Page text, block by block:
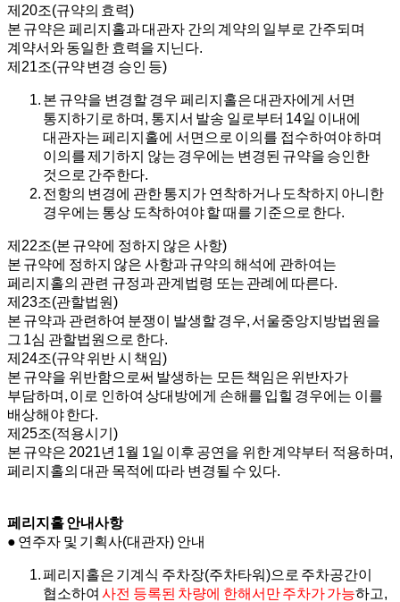
제20조(규약의 효력)
본 규약은 페리지홀과 대관자 간의 계약의 일부로 간주되며
계약서와 동일한 효력을 지닌다.
제21조(규약 변경 승인 등)
본 규약을 변경할 경우 페리지홀은 대관자에게 서면
통지하기로 하며, 통지서 발송 일로부터 14일 이내에
대관자는 페리지홀에 서면으로 이의를 접수하여야 하며
이의를 제기하지 않는 경우에는 변경된 규약을 승인한
것으로 간주한다.
전항의 변경에 관한 통지가 연착하거나 도착하지 아니한
경우에는 통상 도착하여야 할 때를 기준으로 한다.
제22조(본 규약에 정하지 않은 사항)
본 규약에 정하지 않은 사항과 규약의 해석에 관하여는
페리지홀의 관련 규정과 관계법령 또는 관례에 따른다.
제23조(관할법원)
본 규약과 관련하여 분쟁이 발생할 경우, 서울중앙지방법원을
그 1심 관할법원으로 한다.
제24조(규약 위반 시 책임)
본 규약을 위반함으로써 발생하는 모든 책임은 위반자가
부담하며, 이로 인하여 상대방에게 손해를 입힐 경우에는 이를
배상해야 한다.
제25조(적용시기)
본 규약은 2021년 1월 1일 이후 공연을 위한 계약부터 적용하며,
페리지홀의 대관 목적에 따라 변경될 수 있다.
페리지홀 안내사항
● 연주자 및 기획사(대관자) 안내
페리지홀은 기계식 주차장(주차타워)으로 주차공간이
협소하여사전 등록된 차량에 한해서만 주차가 가능하고,